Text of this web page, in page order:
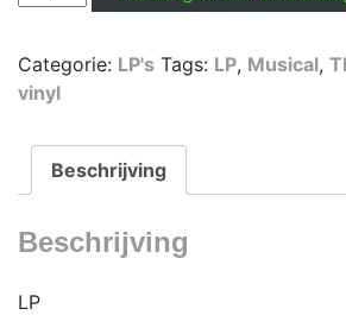
-
Teddy
Boys
Musical
aantal
Categorie: LP's Tags: LP, Musical,
vinyl
Beschrijving
Beschrijving
LP